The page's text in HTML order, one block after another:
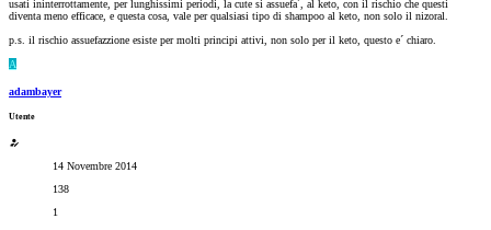
usati ininterrottamente, per lunghissimi periodi, la cute si assuefa´, al keto, con il rischio che questi
diventa meno efficace, e questa cosa, vale per qualsiasi tipo di shampoo al keto, non solo il nizoral.
p.s. il rischio assuefazzione esiste per molti principi attivi, non solo per il keto, questo e´ chiaro.
A
adambayer
Utente
14 Novembre 2014
138
1